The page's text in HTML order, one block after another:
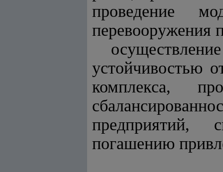
проведение
перевооружения
устойчивостью
комплекса,
предприятий,
погашению